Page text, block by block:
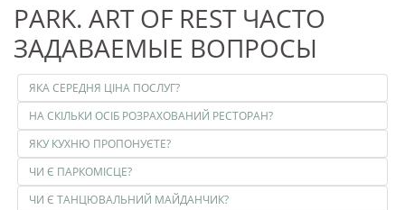
PARK. ART OF REST ЧАСТО
ЗАДАВАЕМЫЕ ВОПРОСЫ
ЯКА СЕРЕДНЯ ЦІНА ПОСЛУГ?
НА СКІЛЬКИ ОСІБ РОЗРАХОВАНИЙ РЕСТОРАН?
ЯКУ КУХНЮ ПРОПОНУЄТЕ?
ЧИ Є ПАРКОМІСЦЕ?
ЧИ Є ТАНЦЮВАЛЬНИЙ МАЙДАНЧИК?